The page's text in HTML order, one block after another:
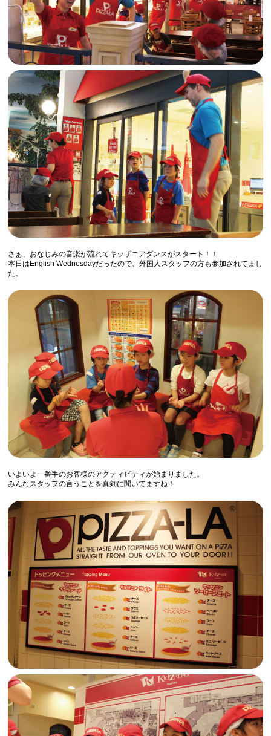
さぁ、おなじみの音楽が流れてキッザニアダンスがスタート！！
本日はEnglish Wednesdayだったので、外国人スタッフの方も参加されてまし
た。
いよいよ一番手のお客様のアクティビティが始まりました。
みんなスタッフの言うことを真剣に聞いてますね！